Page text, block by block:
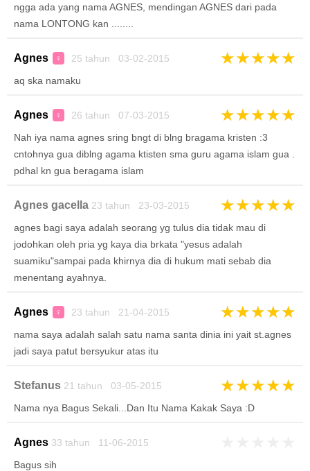
ngga ada yang nama AGNES, mendingan AGNES dari pada
nama LONTONG kan ........
Agnes ♀ 25 tahun 03-02-2015 ★★★★★
aq ska namaku
Agnes ♀ 26 tahun 07-03-2015 ★★★★★
Nah iya nama agnes sring bngt di blng bragama kristen :3
cntohnya gua diblng agama ktisten sma guru agama islam gua .
pdhal kn gua beragama islam
Agnes gacella 23 tahun 23-03-2015 ★★★★★
agnes bagi saya adalah seorang yg tulus dia tidak mau di
jodohkan oleh pria yg kaya dia brkata "yesus adalah
suamiku"sampai pada khirnya dia di hukum mati sebab dia
menentang ayahnya.
Agnes ♀ 23 tahun 21-04-2015 ★★★★★
nama saya adalah salah satu nama santa dinia ini yait st.agnes
jadi saya patut bersyukur atas itu
Stefanus 21 tahun 03-05-2015 ★★★★★
Nama nya Bagus Sekali...Dan Itu Nama Kakak Saya :D
Agnes 33 tahun 11-06-2015
Bagus sih